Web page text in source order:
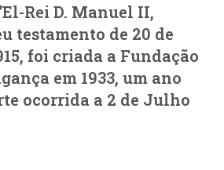
Rei D. Manuel II,
testamento de 20 de
foi criada a Fundação
em 1933, um ano
ocorrida a 2 de Julho